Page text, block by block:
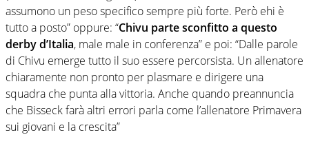
assumono un peso specifico sempre più forte. Però ehi è
tutto a posto” oppure: “Chivu parte sconfitto a questo
derby d’Italia, male male in conferenza” e poi: “Dalle parole
di Chivu emerge tutto il suo essere percorsista. Un allenatore
chiaramente non pronto per plasmare e dirigere una
squadra che punta alla vittoria. Anche quando preannuncia
che Bisseck farà altri errori parla come l’allenatore Primavera
sui giovani e la crescita”